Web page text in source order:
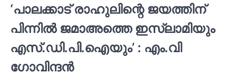
‘പാലക്കാട് രാഹുലിന്റെ ജയത്തിന്
പിന്നില്‍ ജമാഅത്തെ ഇസ്‍ലാമിയും
എസ്.ഡി.പി.ഐയും’ : എം.വി
ഗോവിന്ദൻ